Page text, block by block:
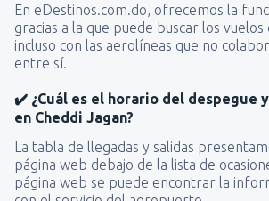
En eDestinos.com.do, ofrecemos la
gracias a la que puede buscar los vuelos
incluso con las aerolíneas que no
entre sí.
✔️ ¿Cuál es el horario del despegue
en Cheddi Jagan?
La tabla de llegadas y salidas
página web debajo de la lista de
página web se puede encontrar la